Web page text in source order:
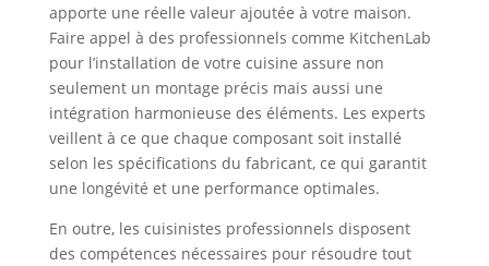
apporte une réelle valeur ajoutée à votre maison.
Faire appel à des professionnels comme KitchenLab
pour l’installation de votre cuisine assure non
seulement un montage précis mais aussi une
intégration harmonieuse des éléments. Les experts
veillent à ce que chaque composant soit installé
selon les spécifications du fabricant, ce qui garantit
une longévité et une performance optimales.
En outre, les cuisinistes professionnels disposent
des compétences nécessaires pour résoudre tout